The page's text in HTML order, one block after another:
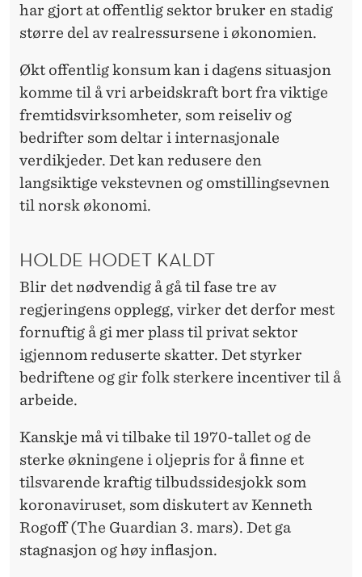
har gjort at offentlig sektor bruker en stadig
større del av realressursene i økonomien.
Økt offentlig konsum kan i dagens situasjon
komme til å vri arbeidskraft bort fra viktige
fremtidsvirksomheter, som reiseliv og
bedrifter som deltar i internasjonale
verdikjeder. Det kan redusere den
langsiktige vekstevnen og omstillingsevnen
til norsk økonomi.
HOLDE HODET KALDT
Blir det nødvendig å gå til fase tre av
regjeringens opplegg, virker det derfor mest
fornuftig å gi mer plass til privat sektor
igjennom reduserte skatter. Det styrker
bedriftene og gir folk sterkere incentiver til å
arbeide.
Kanskje må vi tilbake til 1970-tallet og de
sterke økningene i oljepris for å finne et
tilsvarende kraftig tilbudssidesjokk som
koronaviruset, som diskutert av Kenneth
Rogoff (The Guardian 3. mars). Det ga
stagnasjon og høy inflasjon.